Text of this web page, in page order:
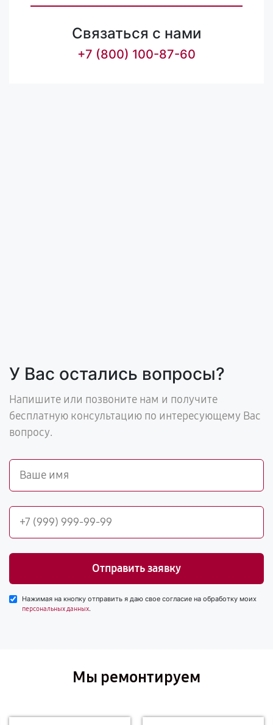
Связаться с нами
+7 (800) 100-87-60
У Вас остались вопросы?
Напишите или позвоните нам и получите
бесплатную консультацию по интересующему Вас
вопросу.
Отправить заявку
Нажимая на кнопку отправить я даю свое согласие на обработку моих
персональных данных.
Мы ремонтируем